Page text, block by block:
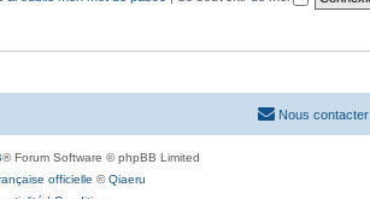
Nous contacter
® Forum Software © phpBB Limited
officielle ©Qiaeru